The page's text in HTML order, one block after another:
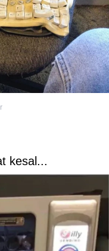
kesal...